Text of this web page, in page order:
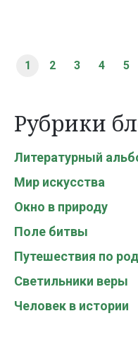
1 2 3 4 5
Рубрики
Литературный
Мир искусства
Окно в природу
Поле битвы
Путешествия по
Светильники веры
Человек в истории